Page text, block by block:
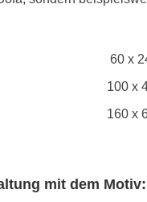
60 x
100 x
160 x
mit dem Motiv: